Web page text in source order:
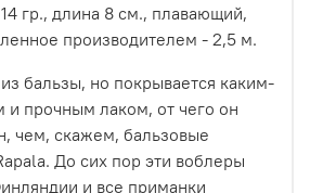
гр., длина 8 см., плавающий,
производителем - 2,5 м.
бальзы, но покрывается каким-
и прочным лаком, от чего он
чем, скажем, бальзовые
До сих пор эти воблеры
и все приманки